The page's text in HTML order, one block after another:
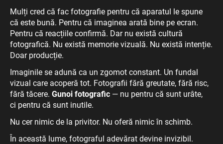
Mulți cred că fac fotografie pentru că aparatul le spune
că este bună. Pentru că imaginea arată bine pe ecran.
Pentru că reacțiile confirmă. Dar nu există cultură
fotografică. Nu există memorie vizuală. Nu există intenție.
Doar producție.
Imaginile se adună ca un zgomot constant. Un fundal
vizual care acoperă tot. Fotografii fără greutate, fără risc,
fără tăcere. Gunoi fotografic — nu pentru că sunt urâte,
ci pentru că sunt inutile.
Nu cer nimic de la privitor. Nu oferă nimic în schimb.
În această lume, fotograful adevărat devine invizibil.